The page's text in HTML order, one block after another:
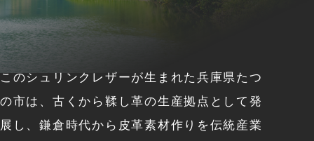
このシュリンクレザーが生まれた兵庫県たつ
の市は、 古くから鞣し革の生産拠点として発
展し、鎌倉時代から皮革素材作りを伝統産業